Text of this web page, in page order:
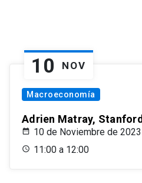
10 NOV
Macroeconomía
Adrien Matray, Stanford
10 de Noviembre de 2023
11:00 a 12:00